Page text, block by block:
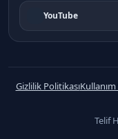
YouTube
Gizlilik PolitikasıKullanım
Telif